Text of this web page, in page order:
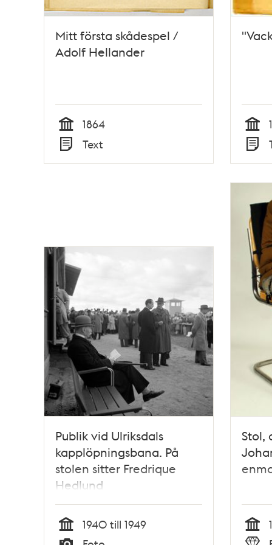
Mitt första skådespel /
Adolf Hellander
Tid
1864
Typ
Text Tid
Typ
Publik vid Ulriksdals
kapplöpningsbana. På
stolen sitter Fredrique
Hedlund
Tid
1940 till 1949
Stol,
Tid